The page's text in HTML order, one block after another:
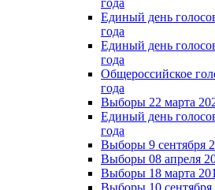
года
Единый день
года
Единый день
года
Общероссийское
года
Выборы 22 марта
Единый день
года
Выборы 9 сентября
Выборы 08 апреля
Выборы 18 марта
Выборы 10 сентября